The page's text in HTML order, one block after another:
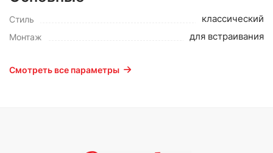
Стиль классический
Монтаж для встраивания
Смотреть все параметры